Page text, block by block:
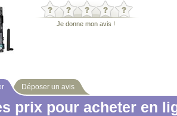
Je donne mon avis !
Déposer un avis
prix pour acheter en